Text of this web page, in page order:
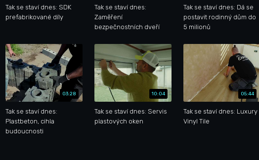
Tak se staví dnes: SDK
prefabrikované díly
Tak se staví dnes:
Zaměření
bezpečnostních dveří
Tak se staví dnes: Dá se
postavit rodinný dům do
5 milionů
03:28
Tak se staví dnes:
Plastbeton, cihla
budoucnosti
10:04
Tak se staví dnes: Servis
plastových oken
05:44
Tak se staví dnes: Luxury
Vinyl Tile